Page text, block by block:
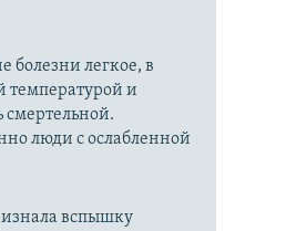
болезни легкое, в
температурой и
люди с ослабленной
вспышку